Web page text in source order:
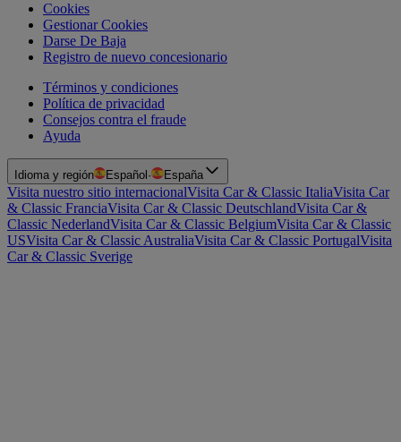
Cookies
Gestionar Cookies
Darse De Baja
Registro de nuevo concesionario
Términos y condiciones
Política de privacidad
Consejos contra el fraude
Ayuda
Idioma y región Español · España
Visita nuestro sitio internacionalVisita Car & Classic ItaliaVisita Car
& Classic FranciaVisita Car & Classic DeutschlandVisita Car &
Classic NederlandVisita Car & Classic BelgiumVisita Car & Classic
USVisita Car & Classic AustraliaVisita Car & Classic PortugalVisita
Car & Classic Sverige